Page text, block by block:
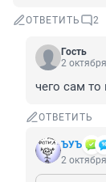
ОТВЕТИТЬ 2
Гость
2
чего сам то
ОТВЕТИТЬ
ЪУЪ
2